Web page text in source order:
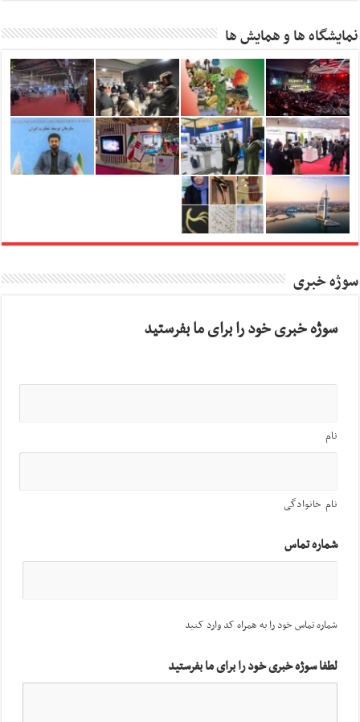
نمایشگاه ها و همایش ها
سوژه خبری
سوژه خبری خود را برای ما بفرستید
نام
نام خانوادگی
شماره تماس
شماره تماس خود را به همراه کد وارد کنید
لطفا سوژه خبری خود را برای ما بفرستید